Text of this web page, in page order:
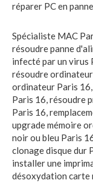
réparer PC en
Spécialiste MAC
résoudre panne
infecté par un virus
résoudre
ordinateur Paris 16,
Paris 16,résoudre
Paris 16,
upgrade mémoire
noir ou bleu Paris
clonage disque dur
installer une
désoxydation carte